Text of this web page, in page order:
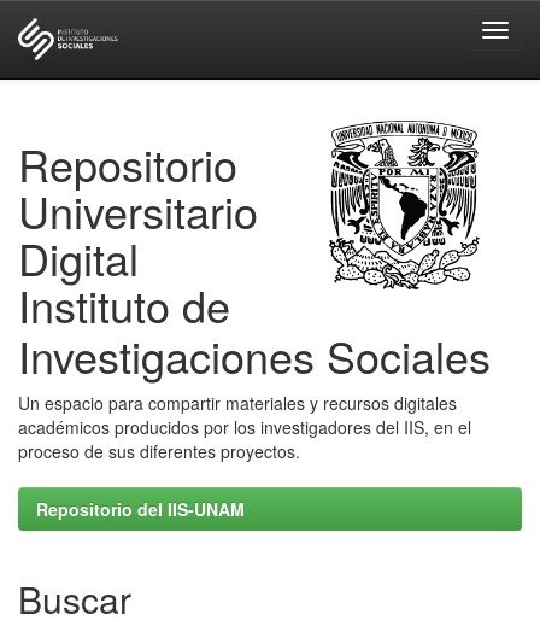
Repositorio
Universitario
Digital
Instituto de
Investigaciones Sociales
Un espacio para compartir materiales y recursos digitales
académicos producidos por los investigadores del IIS, en el
proceso de sus diferentes proyectos.
Repositorio del IIS-UNAM
Buscar